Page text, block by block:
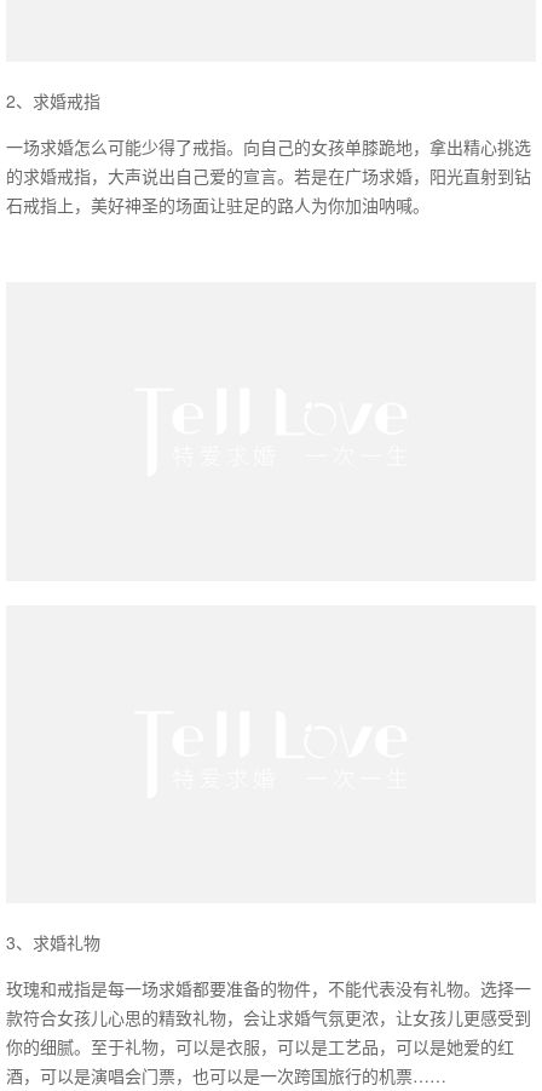
2、求婚戒指
一场求婚怎么可能少得了戒指。向自己的女孩单膝跪地，拿出精心挑选
的求婚戒指，大声说出自己爱的宣言。若是在广场求婚，阳光直射到钻
石戒指上，美好神圣的场面让驻足的路人为你加油呐喊。
3、求婚礼物
玫瑰和戒指是每一场求婚都要准备的物件，不能代表没有礼物。选择一
款符合女孩儿心思的精致礼物，会让求婚气氛更浓，让女孩儿更感受到
你的细腻。至于礼物，可以是衣服，可以是工艺品，可以是她爱的红
酒，可以是演唱会门票，也可以是一次跨国旅行的机票……